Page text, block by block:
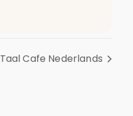
Taal Cafe Nederlands